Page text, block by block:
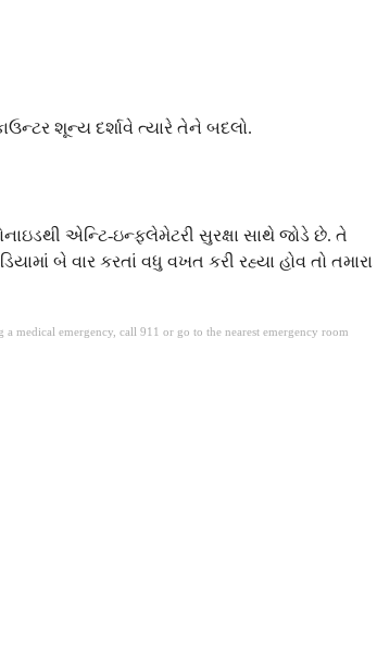
શૂન્ય દર્શાવે ત્યારે તેને બદલો.
એન્ટિ-ઇન્ફ્લેમેટરી સુરક્ષા સાથે જોડે છે. તે
બે વાર કરતાં વધુ વખત કરી રહ્યા હોવ તો તમારા
medical emergency, call 911 or go to the nearest emergency room